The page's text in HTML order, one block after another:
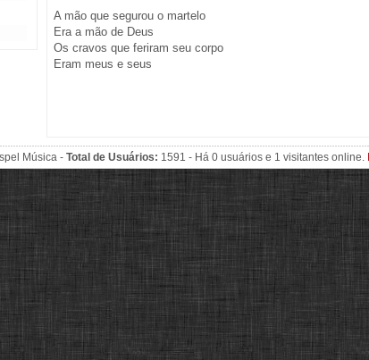
A mão que segurou o martelo
Era a mão de Deus
Os cravos que feriram seu corpo
Eram meus e seus
Música - Total de Usuários: 1591 - Há 0 usuários e 1 visitantes online.